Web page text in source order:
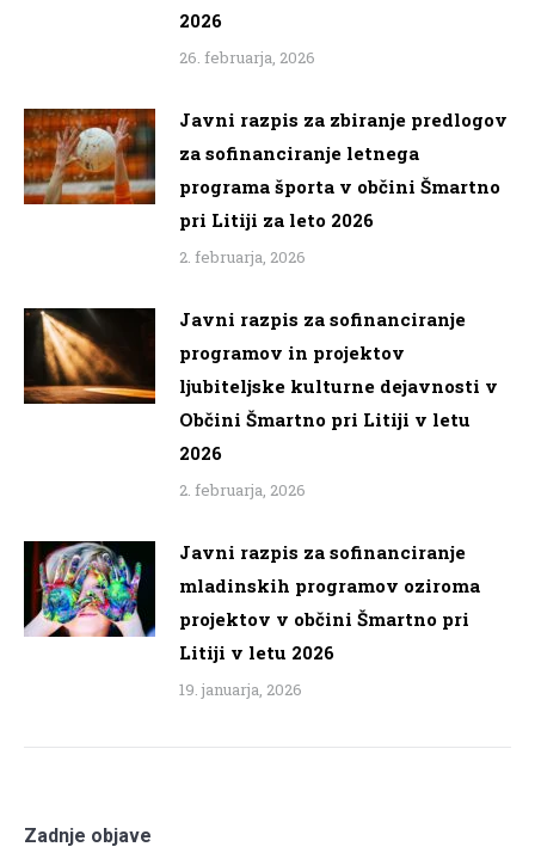
2026
26. februarja, 2026
Javni razpis za zbiranje predlogov
za sofinanciranje letnega
programa športa v občini Šmartno
pri Litiji za leto 2026
2. februarja, 2026
Javni razpis za sofinanciranje
programov in projektov
ljubiteljske kulturne dejavnosti v
Občini Šmartno pri Litiji v letu
2026
2. februarja, 2026
Javni razpis za sofinanciranje
mladinskih programov oziroma
projektov v občini Šmartno pri
Litiji v letu 2026
19. januarja, 2026
Zadnje objave